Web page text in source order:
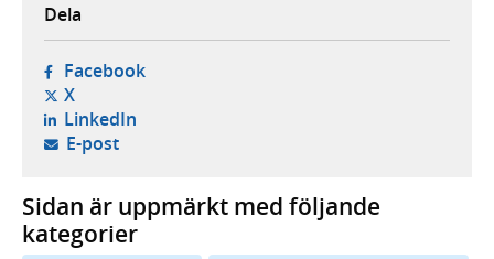
Dela
Facebook- öppnas i ny flik, extern webbplats,
X- öppnas i ny flik, extern webbplats,
LinkedIn- öppnas i ny flik, extern webbplats,
E-post- öppnar din e-postklient,
Sidan är uppmärkt med följande
kategorier